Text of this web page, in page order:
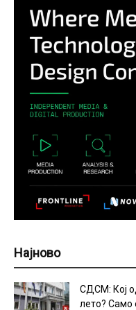
Најново
СДСМ: Кој
лето? Само